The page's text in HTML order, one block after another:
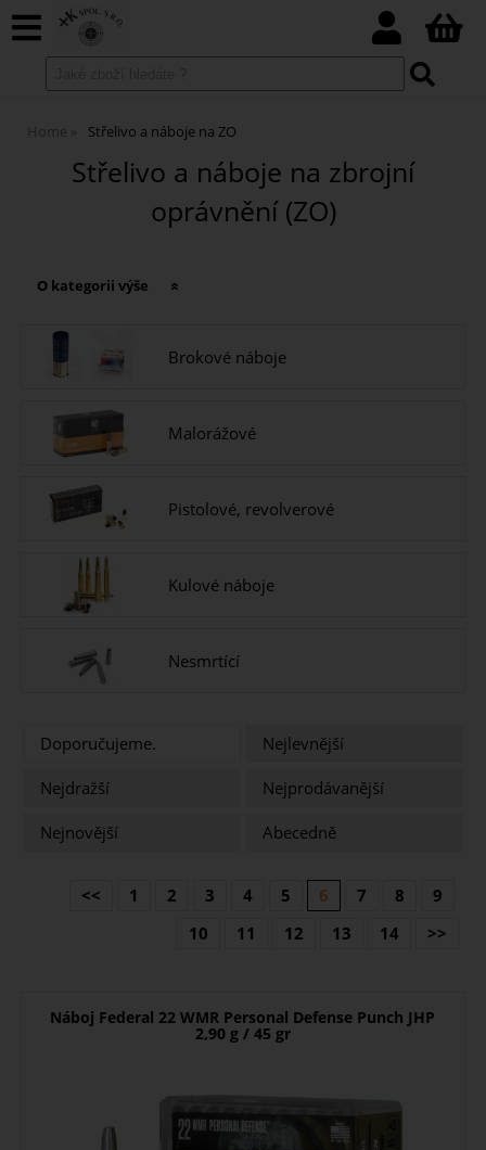
Home Střelivo a náboje na ZO
Střelivo a náboje na zbrojní
oprávnění (ZO)
O kategorii výše
Brokové náboje
Malorážové
Pistolové, revolverové
Kulové náboje
Nesmrtící
Doporučujeme.
Nejlevnější
Nejdražší
Nejprodávanější
Nejnovější
Abecedně
<< 1 2 3 4 5 6 7 8
9
10
11 12 13 14 >>
Náboj Federal 22 WMR Personal Defense Punch JHP
2,90 g / 45 gr